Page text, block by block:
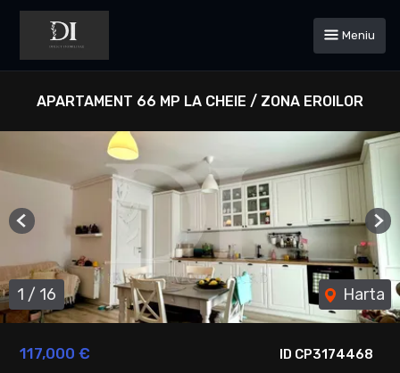
Meniu
APARTAMENT 66 MP LA CHEIE / ZONA EROILOR
ID CP3174468
117,000 €
1 / 16 Harta
Previous